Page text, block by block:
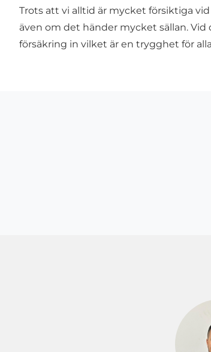
Trots att vi alltid är mycket försiktiga
även om det händer mycket sällan. Vid
försäkring in vilket är en trygghet för